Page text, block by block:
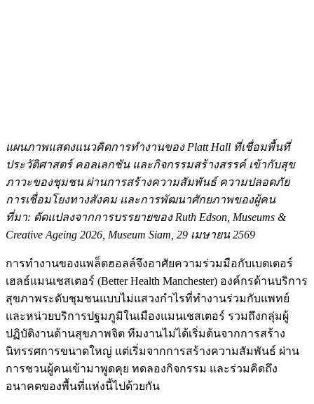
แผนภาพแสดงแนวคิดการทำงานของ Platt Hall ที่เชื่อมพื้นที่
ประวัติศาสตร์ คอลเลกชัน และกิจกรรมสร้างสรรค์ เข้ากับสุข
ภาวะของชุมชน ผ่านการสร้างความสัมพันธ์ ความปลอดภัย
การเชื่อมโยงทางสังคม และการพัฒนาศักยภาพของผู้คน
ที่มา: ดัดแปลงจากการบรรยายของ Ruth Edson, Museums &
Creative Ageing 2026, Museum Siam, 29 เมษายน 2569
การทำงานของแพล็ตฮอลล์จึงอาศัยความร่วมมือกับเบตเตอร์
เฮลธ์แมนเชสเตอร์ (Better Health Manchester) องค์กรด้านบริการ
สุขภาพระดับชุมชนแบบไม่แสวงกำไรที่ทำงานร่วมกับแพทย์
และหน่วยบริการปฐมภูมิในเมืองแมนเชสเตอร์ รวมถึงกลุ่มผู้
ปฏิบัติงานด้านสุขภาพจิต ทีมงานไม่ได้เริ่มต้นจากการสร้าง
นิทรรศการขนาดใหญ่ แต่เริ่มจากการสร้างความสัมพันธ์ ผ่าน
การชวนผู้คนเข้ามาพูดคุย ทดลองกิจกรรม และร่วมคิดถึง
อนาคตของพื้นที่แห่งนี้ไปด้วยกัน